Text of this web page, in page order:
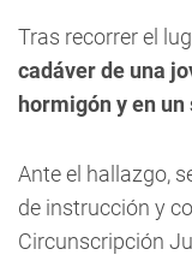
Tras recorrer el
cadáver de una
hormigón y en
Ante el hallazgo,
de instrucción y
Circunscripción